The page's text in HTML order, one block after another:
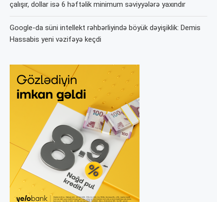
çalışır, dollar isə 6 həftəlik minimum səviyyələrə yaxındır
Google-da süni intellekt rəhbərliyində böyük dəyişiklik: Demis
Hassabis yeni vəzifəyə keçdi